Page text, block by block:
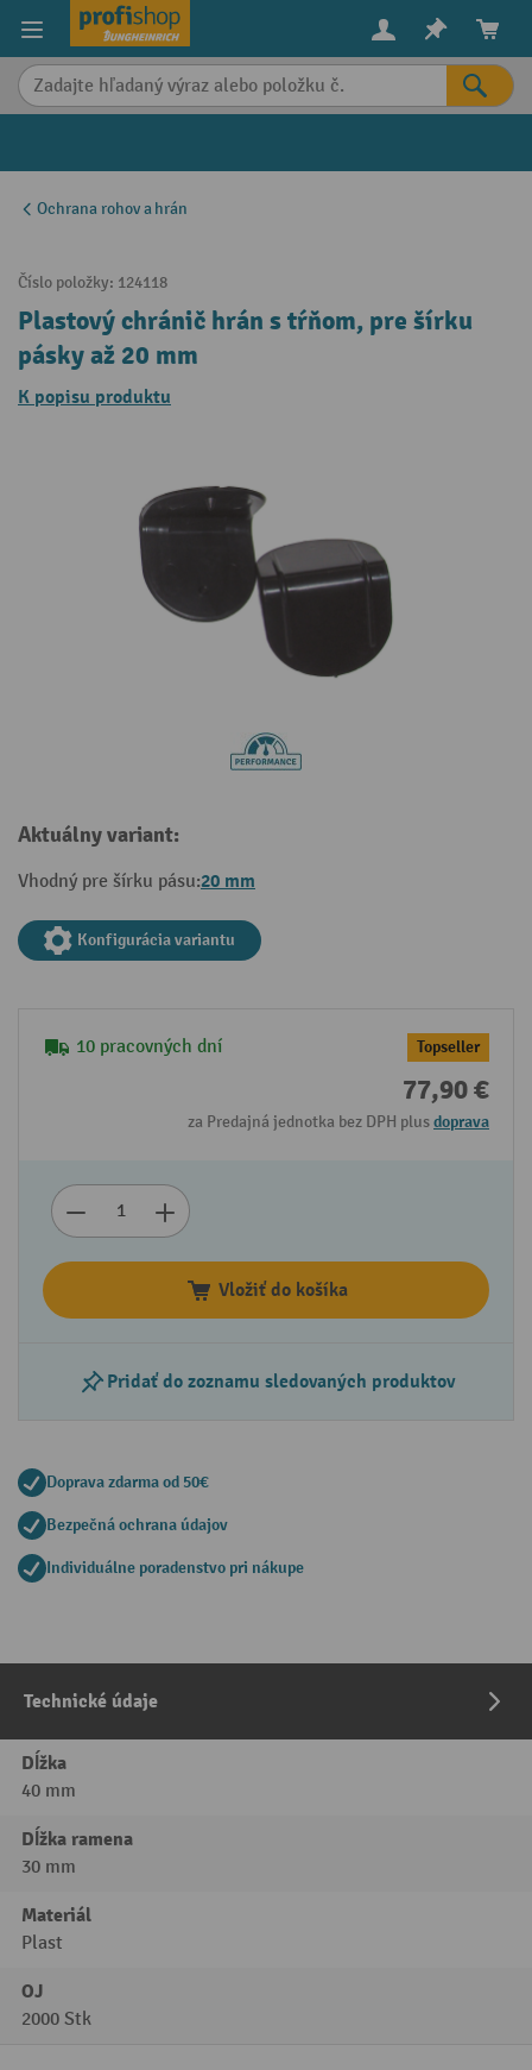
content
Ochrana rohov a hrán
Číslo položky: 124118
Plastový chránič hrán s tŕňom, pre šírku
pásky až 20 mm
K popisu produktu
Aktuálny variant:
Vhodný pre šírku pásu:20 mm
Konfigurácia variantu
10 pracovných dní Topseller
77,90 €
za Predajná jednotka bez DPH plusdoprava
Vložiť do košíka
Pridať do zoznamu sledovaných produktov
Doprava zdarma od 50€
Bezpečná ochrana údajov
Individuálne poradenstvo pri nákupe
Technické údaje
Dĺžka
40 mm
Dĺžka ramena
30 mm
Materiál
Plast
OJ
2000 Stk